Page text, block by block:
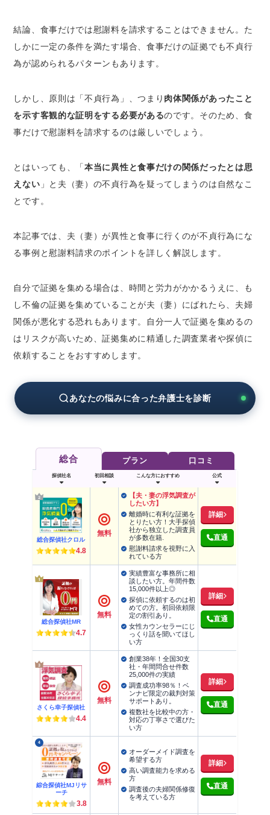
不貞行為なしの食事で相手に慰謝料を請求でき
る？
不貞行為がなくても慰謝料請求ができる可能性
夫（妻）と相手の親密な関係性を指摘したこ
とがある
夫（妻）が相手と愛情表現を含んだやりとり
夫（妻）が相手と抱き合ったりキスしたりし
ていた
不貞行為なしの食事に対して慰謝料を請求する3
1．男女の親密な交際とする証拠を集める
2．誓約書で慰謝料を約束する
夫（妻）と異性の親密な交際に悩む方は弁護士
結論、食事だけでは慰謝料を請求することはできません。た
しかに一定の条件を満たす場合、食事だけの証拠でも不貞行
為が認められるパターンもあります。
しかし、原則は「不貞行為」、つまり 肉体関係があったこと
を示す客観的な証明をする必要があるのです。そのため、食
事だけで慰謝料を請求するのは厳しいでしょう。
とはいっても、「本当に異性と食事だけの関係だったとは思
えない 」と夫（妻）の不貞行為を疑ってしまうのは自然なこ
とです。
本記事では、夫（妻）が異性と食事に行くのが不貞行為にな
る事例と慰謝料請求のポイントを詳しく解説します。
自分で証拠を集める場合は、時間と労力がかかるうえに、も
し不倫の証拠を集めていることが夫（妻）にばれたら、夫婦
関係が悪化する恐れもあります。自分一人で証拠を集めるの
はリスクが高いため、証拠集めに精通した調査業者や探偵に
依頼することをおすすめします。
あなたの悩みに合った弁護士を診断
総合 プラン 口コミ
探偵社名 初回相談 こんな方におすすめ 公式
総合探偵社クロル
4.8
無料
【夫・妻の浮気調査が
したい方】
離婚時に有利な証拠を
とりたい方！大手探偵
社から独立した調査員
が多数在籍.
慰謝料請求を視野に入
れている方
詳細
直通
総合探偵社MR
4.7
無料
実績豊富な事務所に相
談したい方。年間件数
15,000件以上◎
探偵に依頼するのは初
めての方。初回依頼限
定の割引あり。
女性カウンセラーにじ
っくり話を聞いてほし
い方
詳細
直通
さくら幸子探偵社
4.4
無料
創業38年！全国30支
社・年間問合せ件数
25,000件の実績
調査成功率98％！ベ
ンナビ限定の裁判対策
サポートあり。
複数社を比較中の方・
対応の丁寧さで選びた
い方
詳細
直通
4
綜合探偵社MJリサ
ーチ
3.8
無料
オーダーメイド調査を
希望する方
高い調査能力を求める
方
調査後の夫婦関係修復
を考えている方
詳細
直通